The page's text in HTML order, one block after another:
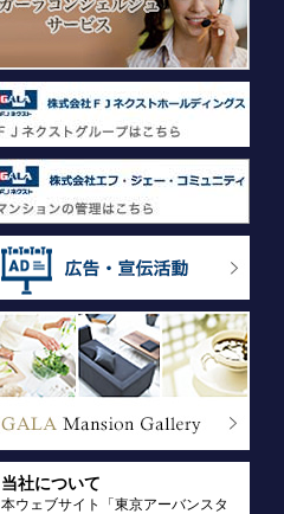
当社について
本ウェブサイト「東京アーバンスタ